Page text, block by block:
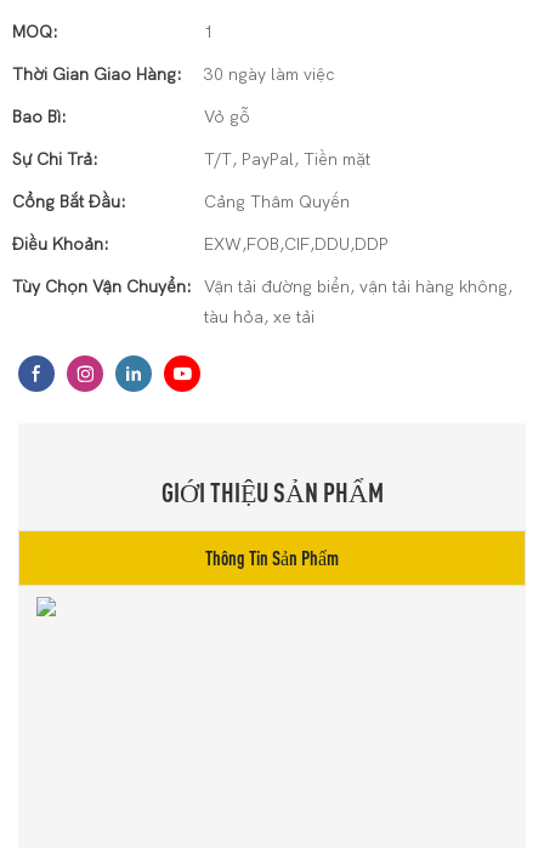
MOQ: 1
Thời Gian Giao Hàng: 30 ngày làm việc
Bao Bì: Vỏ gỗ
Sự Chi Trả: T/T, PayPal, Tiền mặt
Cổng Bắt Đầu: Cảng Thâm Quyến
Điều Khoản: EXW,FOB,CIF,DDU,DDP
Tùy Chọn Vận Chuyển:
Vận tải đường biển, vận tải hàng không,
tàu hỏa, xe tải
GIỚI THIỆU SẢN PHẨM
Thông Tin Sản Phẩm